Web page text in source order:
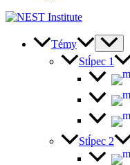
Témy
Stĺpec 1
Stĺpec 2